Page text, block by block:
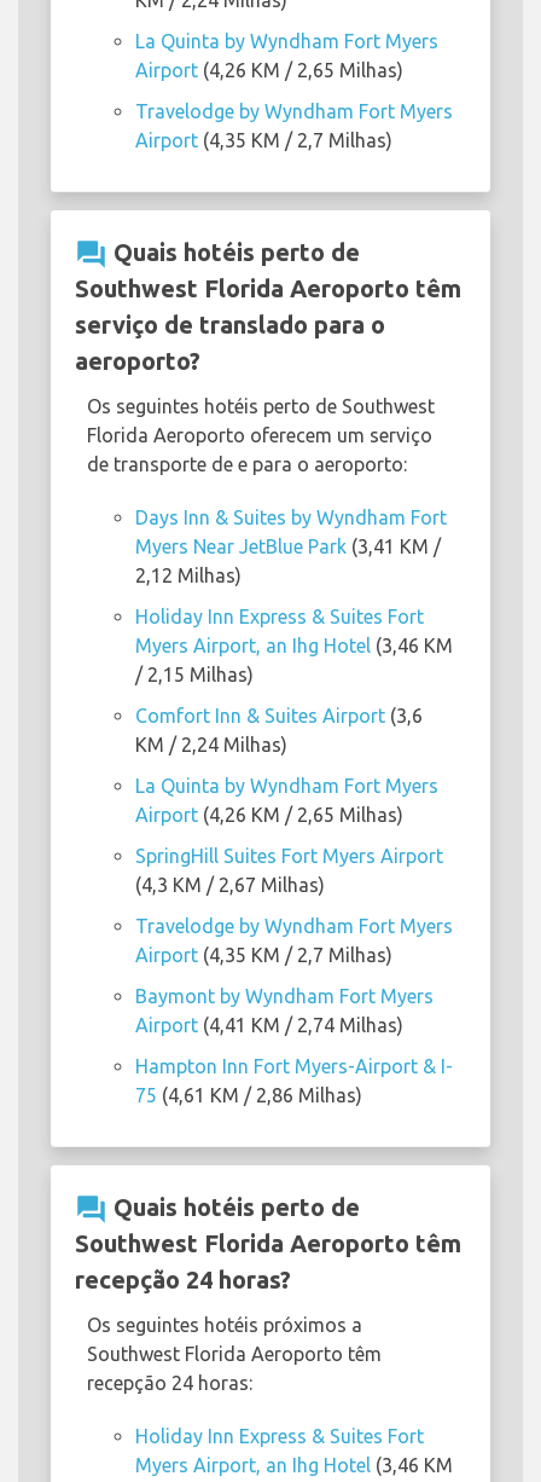
La Quinta by Wyndham Fort Myers
Airport (4,26 KM / 2,65 Milhas)
Travelodge by Wyndham Fort Myers
Airport (4,35 KM / 2,7 Milhas)
question_answer Quais hotéis perto de
Southwest Florida Aeroporto têm
serviço de translado para o
aeroporto?
Os seguintes hotéis perto de Southwest
Florida Aeroporto oferecem um serviço
de transporte de e para o aeroporto:
Days Inn & Suites by Wyndham Fort
Myers Near JetBlue Park (3,41 KM /
2,12 Milhas)
Holiday Inn Express & Suites Fort
Myers Airport, an Ihg Hotel (3,46 KM
/ 2,15 Milhas)
Comfort Inn & Suites Airport (3,6
KM / 2,24 Milhas)
La Quinta by Wyndham Fort Myers
Airport (4,26 KM / 2,65 Milhas)
SpringHill Suites Fort Myers Airport
(4,3 KM / 2,67 Milhas)
Travelodge by Wyndham Fort Myers
Airport (4,35 KM / 2,7 Milhas)
Baymont by Wyndham Fort Myers
Airport (4,41 KM / 2,74 Milhas)
Hampton Inn Fort Myers-Airport & I-
75 (4,61 KM / 2,86 Milhas)
question_answer Quais hotéis perto de
Southwest Florida Aeroporto têm
recepção 24 horas?
Os seguintes hotéis próximos a
Southwest Florida Aeroporto têm
recepção 24 horas:
Holiday Inn Express & Suites Fort
Myers Airport, an Ihg Hotel (3,46 KM